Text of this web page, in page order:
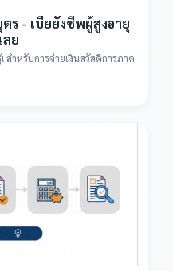
ร - เบี้ยยังชีพผู้สูงอายุ
ลย
ำหรับการจ่ายเงินสวัสดิการภาค